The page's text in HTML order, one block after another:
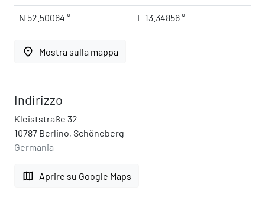
N 52.50064 ° E 13.34856 °
place Mostra sulla mappa
Indirizzo
Kleiststraße 32
10787 Berlino, Schöneberg
Germania
map Aprire su Google Maps